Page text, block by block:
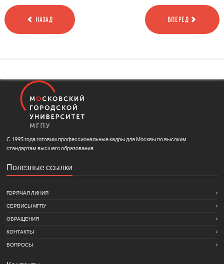
НАЗАД ВПЕРЕД
С 1995 года готовим профессиональные кадры для Москвы по высоким
стандартам высшего образования.
Полезные ссылки
ГОРЯЧАЯ ЛИНИЯ
СЕРВИСЫ МГПУ
ОБРАЩЕНИЯ
КОНТАКТЫ
ВОПРОСЫ